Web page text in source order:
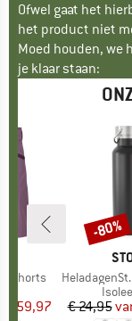
Ofwel gaat het
het product niet
Moed houden, we
je klaar staan:
Shorts
prijs
€ 59,97
Artikel
HeladagenSt. Insulated
€ 24,95
Korting
-80%